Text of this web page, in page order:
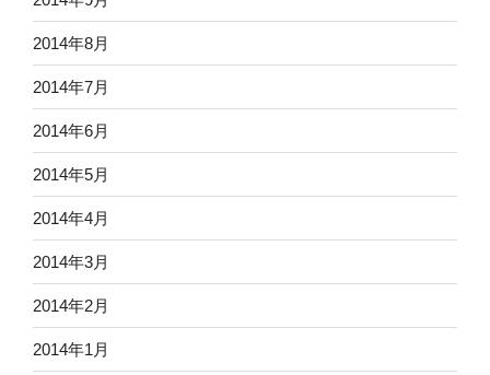
2014年8月
2014年7月
2014年6月
2014年5月
2014年4月
2014年3月
2014年2月
2014年1月